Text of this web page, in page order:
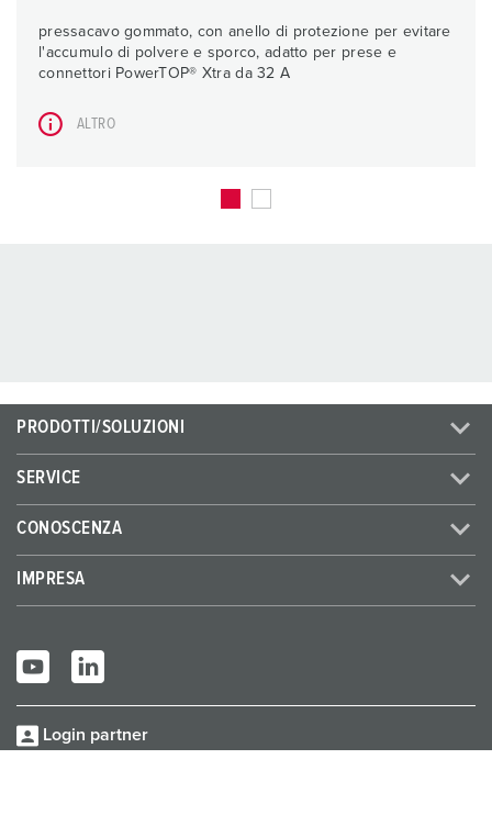
pressacavo gommato, con anello di protezione per evitare
l'accumulo di polvere e sporco, adatto per prese e
connettori PowerTOP® Xtra da 32 A
ALTRO
PRODOTTI/SOLUZIONI
SERVICE
CONOSCENZA
IMPRESA
Login partner